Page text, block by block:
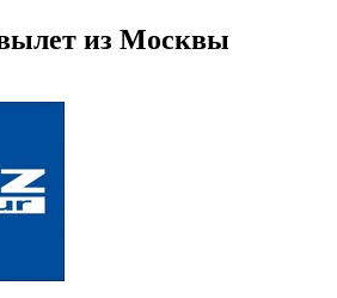
из Москвы